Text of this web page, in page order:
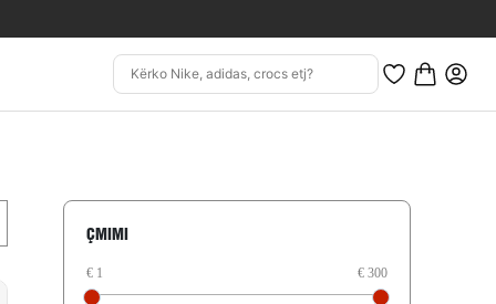
ÇMIMI